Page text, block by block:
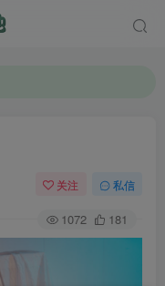
查看最新站点。
关注 私信
1072 181